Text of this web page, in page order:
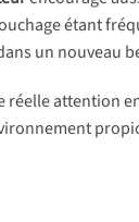
étant
un nouveau
réelle attention